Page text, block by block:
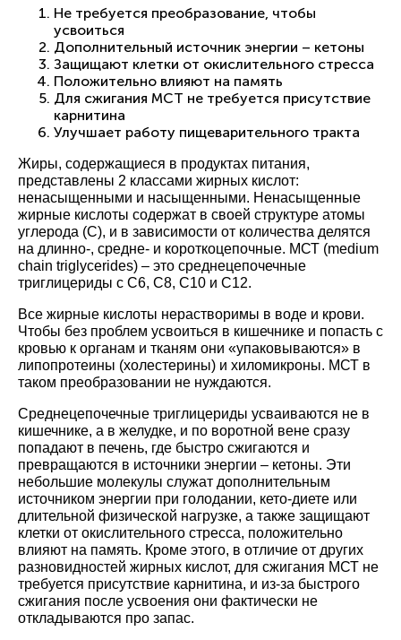
Не требуется преобразование, чтобы
усвоиться
Дополнительный источник энергии – кетоны
Защищают клетки от окислительного стресса
Положительно влияют на память
Для сжигания МСТ не требуется присутствие
карнитина
Улучшает работу пищеварительного тракта
Жиры, содержащиеся в продуктах питания,
представлены 2 классами жирных кислот:
ненасыщенными и насыщенными. Ненасыщенные
жирные кислоты содержат в своей структуре атомы
углерода (С), и в зависимости от количества делятся
на длинно-, средне- и короткоцепочные. МСТ (medium
chain triglycerides) – это среднецепочечные
триглицериды с С6, С8, С10 и С12.
Все жирные кислоты нерастворимы в воде и крови.
Чтобы без проблем усвоиться в кишечнике и попасть с
кровью к органам и тканям они «упаковываются» в
липопротеины (холестерины) и хиломикроны. МСТ в
таком преобразовании не нуждаются.
Среднецепочечные триглицериды усваиваются не в
кишечнике, а в желудке, и по воротной вене сразу
попадают в печень, где быстро сжигаются и
превращаются в источники энергии – кетоны. Эти
небольшие молекулы служат дополнительным
источником энергии при голодании, кето-диете или
длительной физической нагрузке, а также защищают
клетки от окислительного стресса, положительно
влияют на память. Кроме этого, в отличие от других
разновидностей жирных кислот, для сжигания МСТ не
требуется присутствие карнитина, и из-за быстрого
сжигания после усвоения они фактически не
откладываются про запас.